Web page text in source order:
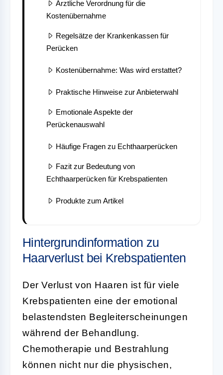
Ärztliche Verordnung für die
Kostenübernahme
Regelsätze der Krankenkassen für
Perücken
Kostenübernahme: Was wird erstattet?
Praktische Hinweise zur Anbieterwahl
Emotionale Aspekte der
Perückenauswahl
Häufige Fragen zu Echthaarperücken
Fazit zur Bedeutung von
Echthaarperücken für Krebspatienten
Produkte zum Artikel
Hintergrundinformation zu
Haarverlust bei Krebspatienten
Der Verlust von Haaren ist für viele
Krebspatienten eine der emotional
belastendsten Begleiterscheinungen
während der Behandlung.
Chemotherapie und Bestrahlung
können nicht nur die physischen,